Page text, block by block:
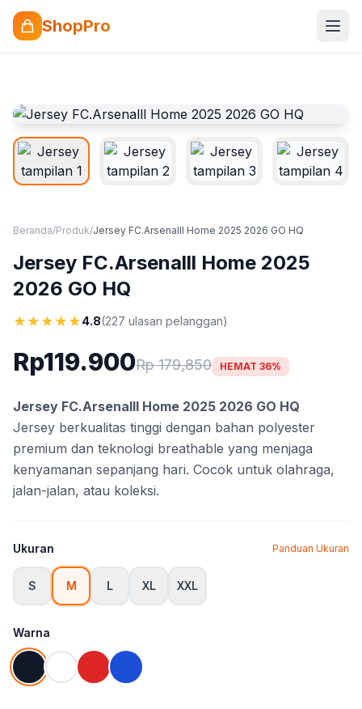
ShopPro
Beranda/Produk/Jersey FC.Arsenalll Home 2025 2026 GO HQ
Jersey FC.Arsenalll Home 2025
2026 GO HQ
★ ★ ★ ★ ★4.8(227 ulasan pelanggan)
Rp119.900Rp 179,850 HEMAT 36%
Jersey FC.Arsenalll Home 2025 2026 GO HQ
Jersey berkualitas tinggi dengan bahan polyester
premium dan teknologi breathable yang menjaga
kenyamanan sepanjang hari. Cocok untuk olahraga,
jalan-jalan, atau koleksi.
Ukuran Panduan Ukuran
S M L XL XXL
Warna